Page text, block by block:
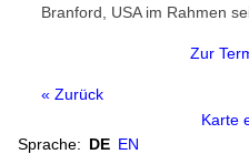
Europa
Branford, USA im Rahmen
Zur
« Zurück
Karte
Sprache: DE EN